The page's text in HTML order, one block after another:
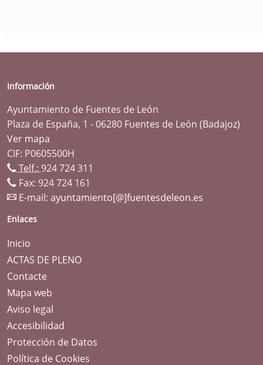
Información
Ayuntamiento de Fuentes de León
Plaza de España, 1 - 06280 Fuentes de León (Badajoz)
Ver mapa
CIF: P0605500H
Telf.: 924 724 311
Fax: 924 724 161
E-mail: ayuntamiento[@]fuentesdeleon.es
Enlaces
Inicio
ACTAS DE PLENO
Contacte
Mapa web
Aviso legal
Accesibilidad
Protección de Datos
Política de Cookies